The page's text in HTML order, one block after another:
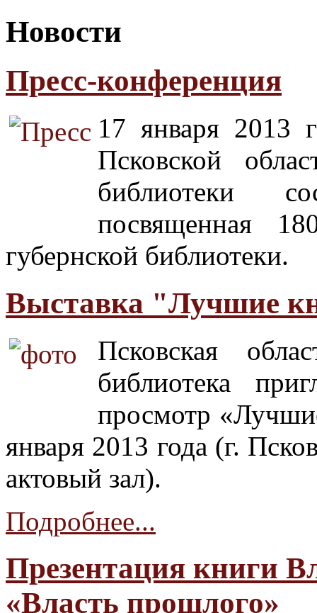
Новости
Пресс-конференция
17 января 2013
Псковской
библиотеки
посвященная
губернской библиотеки.
Выставка "Лучшие
Псковская
библиотека
просмотр
января 2013 года (г.
актовый зал).
Подробнее...
Презентация книги
«Власть прошлого»